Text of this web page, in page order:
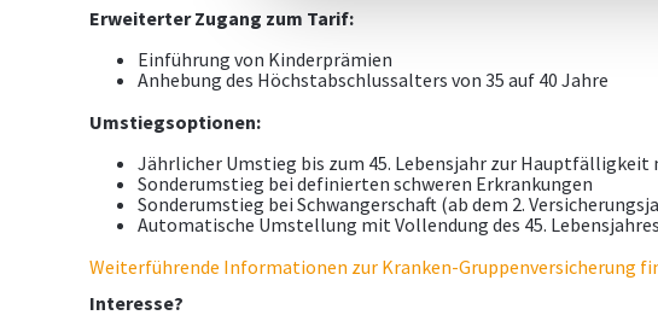
Erweiterter Zugang zum Tarif:
Einführung von Kinderprämien
Anhebung des Höchstabschlussalters von 35 auf 40 Jahre
Umstiegsoptionen:
Jährlicher Umstieg bis zum 45. Lebensjahr zur Hauptfälligkeit
Sonderumstieg bei definierten schweren Erkrankungen
Sonderumstieg bei Schwangerschaft (ab dem 2.
Automatische Umstellung mit Vollendung des 45.
Weiterführende Informationen zur Kranken-Gruppenversicherung
Interesse?